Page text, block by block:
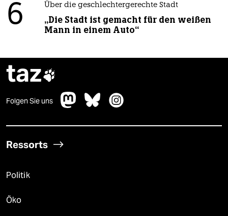
6 Über die geschlechtergerechte Stadt
„Die Stadt ist gemacht für den weißen
Mann in einem Auto“
taz
Folgen Sie uns
Ressorts
Politik
Öko